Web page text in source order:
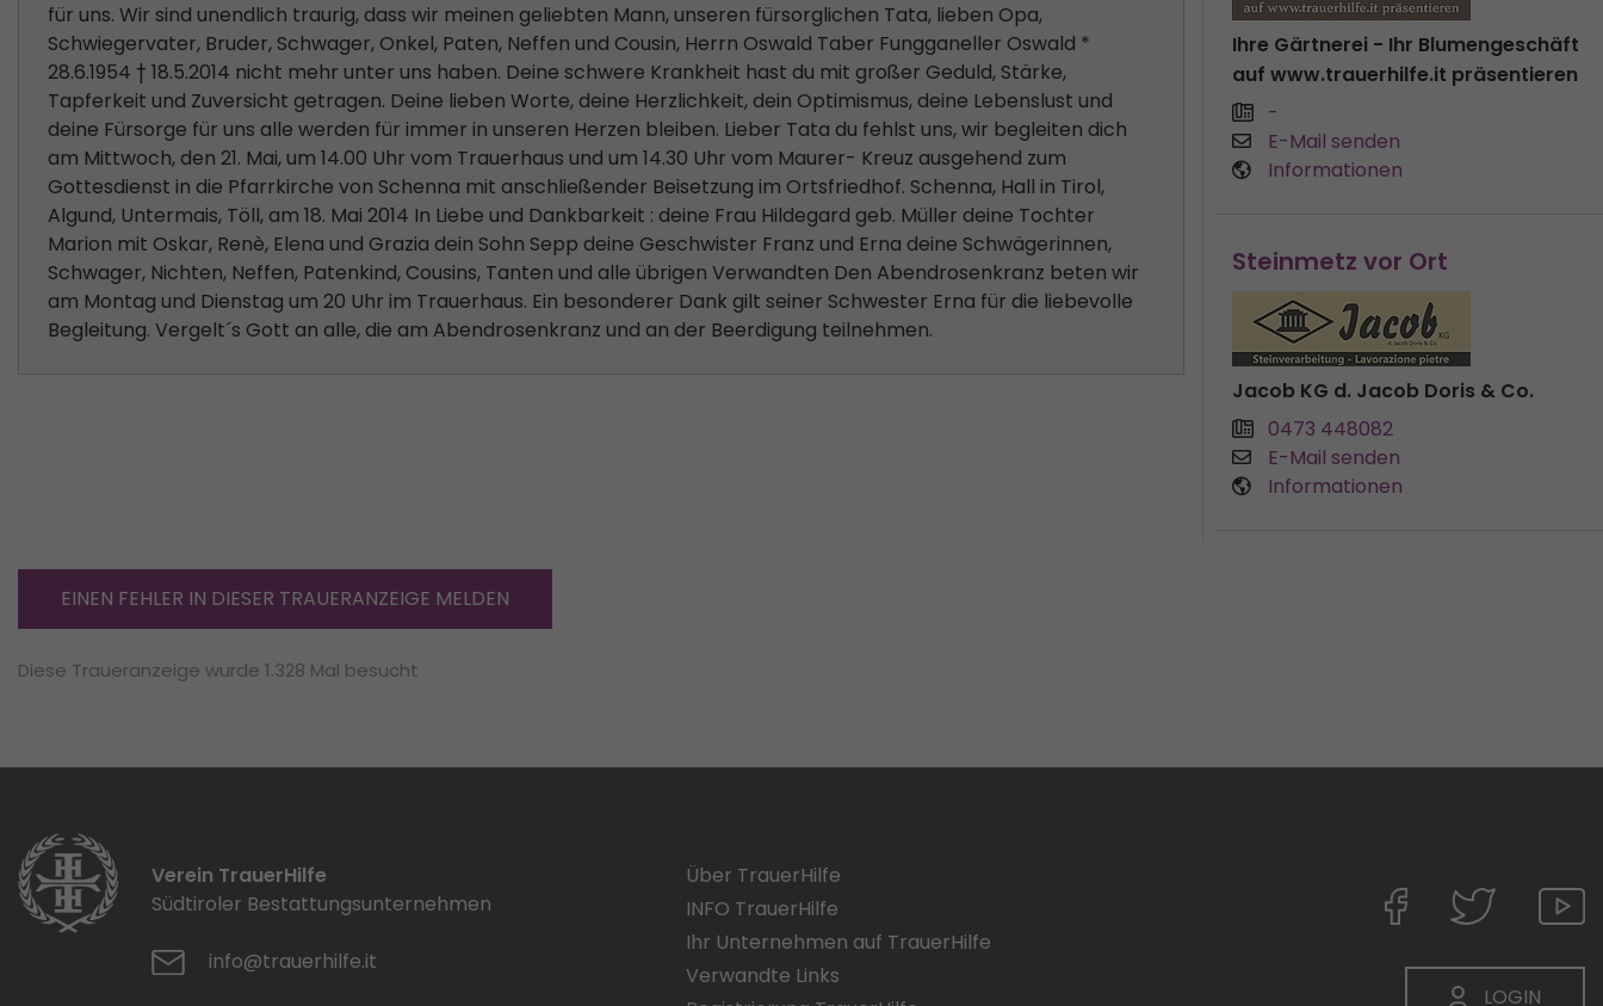
für uns. Wir sind unendlich traurig, dass wir meinen geliebten Mann, unseren fürsorglichen Tata, lieben Opa,
Schwiegervater, Bruder, Schwager, Onkel, Paten, Neffen und Cousin, Herrn Oswald Taber Fungganeller Oswald *
28.6.1954 † 18.5.2014 nicht mehr unter uns haben. Deine schwere Krankheit hast du mit großer Geduld, Stärke,
Tapferkeit und Zuversicht getragen. Deine lieben Worte, deine Herzlichkeit, dein Optimismus, deine Lebenslust und
deine Fürsorge für uns alle werden für immer in unseren Herzen bleiben. Lieber Tata du fehlst uns, wir begleiten dich
am Mittwoch, den 21. Mai, um 14.00 Uhr vom Trauerhaus und um 14.30 Uhr vom Maurer- Kreuz ausgehend zum
Gottesdienst in die Pfarrkirche von Schenna mit anschließender Beisetzung im Ortsfriedhof. Schenna, Hall in Tirol,
Algund, Untermais, Töll, am 18. Mai 2014 In Liebe und Dankbarkeit : deine Frau Hildegard geb. Müller deine Tochter
Marion mit Oskar, Renè, Elena und Grazia dein Sohn Sepp deine Geschwister Franz und Erna deine Schwägerinnen,
Schwager, Nichten, Neffen, Patenkind, Cousins, Tanten und alle übrigen Verwandten Den Abendrosenkranz beten wir
am Montag und Dienstag um 20 Uhr im Trauerhaus. Ein besonderer Dank gilt seiner Schwester Erna für die liebevolle
Begleitung. Vergelt´s Gott an alle, die am Abendrosenkranz und an der Beerdigung teilnehmen.
Ihre Gärtnerei - Ihr Blumengeschäft
auf www.trauerhilfe.it präsentieren
-
E-Mail senden
Informationen
Steinmetz vor Ort
Jacob KG d. Jacob Doris & Co.
0473 448082
E-Mail senden
Informationen
EINEN FEHLER IN DIESER TRAUERANZEIGE MELDEN
Diese Traueranzeige wurde 1.328 Mal besucht
Verein TrauerHilfe
Südtiroler Bestattungsunternehmen
info@trauerhilfe.it
Über TrauerHilfe
INFO TrauerHilfe
Ihr Unternehmen auf TrauerHilfe
Verwandte Links
LOGIN